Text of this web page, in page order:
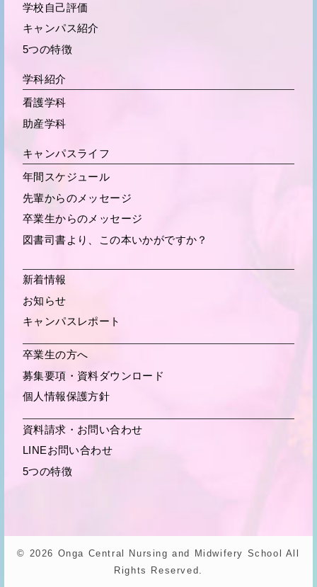
学校自己評価
キャンパス紹介
5つの特徴
学科紹介
看護学科
助産学科
キャンパスライフ
年間スケジュール
先輩からのメッセージ
卒業生からの メッセージ
図書司書より、この本いかがですか？
新着情報
お知らせ
キャンパスレポート
卒業生の方へ
募集要項・ 資料ダウンロード
個人情報保護方針
資料請求・お問い合わせ
LINEお問い合わせ
5つの特徴
© 2026 Onga Central Nursing and Midwifery School All
Rights Reserved.